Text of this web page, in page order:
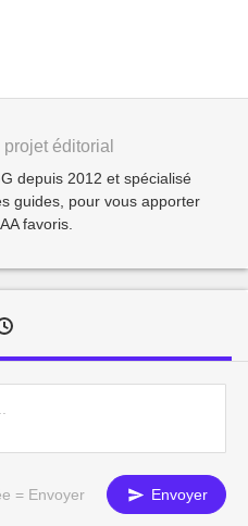
éditorial
depuis 2012 et spécialisé
guides, pour vous apporter
favoris.
= Envoyer Envoyer